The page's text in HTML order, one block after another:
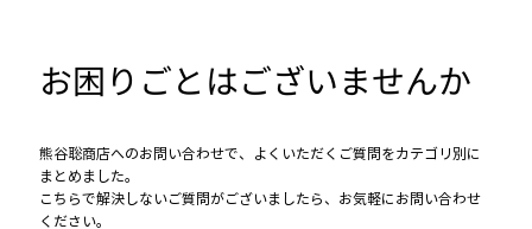
お困りごとはございませんか
熊谷聡商店へのお問い合わせで、よくいただくご質問をカテゴリ別に
まとめました。
こちらで解決しないご質問がございましたら、お気軽にお問い合わせ
ください。